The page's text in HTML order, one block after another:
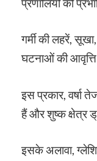
गर्मी की लहरें,
घटनाओं की आवृत्ति
इस प्रकार, वर्षा
हैं और शुष्क क्षेत्र
इसके अलावा,